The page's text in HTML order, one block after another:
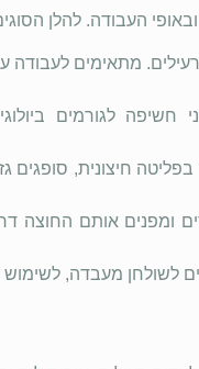
העבודה. להלן
מתאימים
חיצונית, סופגים
ומפנים אותם החוצה
לשולחן מעבדה, לשימוש